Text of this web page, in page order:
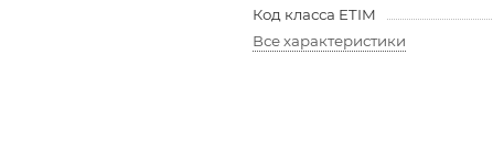
Код класса ETIM
Все характеристики